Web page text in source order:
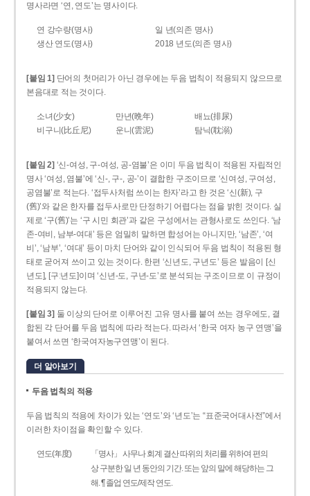
명사라면 ‘연, 연도’는 명사이다.
연 강수량(명사)
일 년(의존 명사)
생산 연도(명사)
2018 년도(의존 명사)
[붙임 1] 단어의 첫머리가 아닌 경우에는 두음 법칙이 적용되지 않으므로
본음대로 적는 것이다.
소녀(少女) 만년(晩年)
배뇨(排尿)
비구니(比丘尼)
운니(雲泥) 탐닉(耽溺)
[붙임 2] ‘신-여성, 구-여성, 공-염불’은 이미 두음 법칙이 적용된 자립적인
명사 ‘여성, 염불’에 ‘신-, 구-, 공-’이 결합한 구조이므로 ‘신여성, 구여성,
공염불’로 적는다. ‘접두사처럼 쓰이는 한자’라고 한 것은 ‘신(新), 구
(舊)’와 같은 한자를 접두사로만 단정하기 어렵다는 점을 밝힌 것이다. 실
제로 ‘구(舊)’는 ‘구 시민 회관’과 같은 구성에서는 관형사로도 쓰인다. ‘남
존­-여비, 남부-­여대’ 등은 엄밀히 말하면 합성어는 아니지만, ‘남존’, ‘여
비’, ‘남부’, ‘여대’ 등이 마치 단어와 같이 인식되어 두음 법칙이 적용된 형
태로 굳어져 쓰이고 있는 것이다. 한편 ‘신년도, 구년도’ 등은 발음이 [신
년도], [구ː년도]이며 ‘신년­-도, 구년-­도’로 분석되는 구조이므로 이 규정이
적용되지 않는다.
[붙임 3] 둘 이상의 단어로 이루어진 고유 명사를 붙여 쓰는 경우에도, 결
합된 각 단어를 두음 법칙에 따라 적는다. 따라서 ‘한국 여자 농구 연맹’을
붙여서 쓰면 ‘한국여자농구연맹’이 된다.
더 알아보기
두음 법칙의 적용
두음 법칙의 적용에 차이가 있는 ‘연도’와 ‘년도’는 “표준국어대사전”에서
이러한 차이점을 확인할 수 있다.
연도(年度)
「명사」 사무나 회계 결산 따위의 처리를 위하여 편의
상 구분한 일 년 동안의 기간. 또는 앞의 말에 해당하는 그
해. ¶ 졸업 연도/제작 연도.